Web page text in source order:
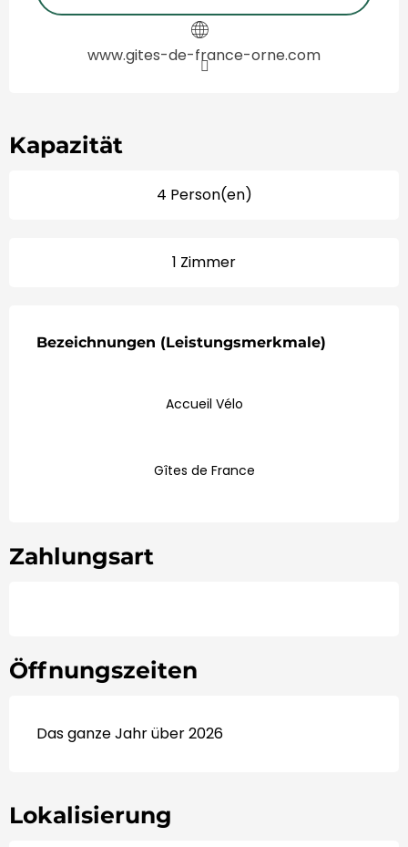
www.gites-de-france-orne.com
Kapazität
4 Person(en)
1 Zimmer
Bezeichnungen (Leistungsmerkmale)
Bezeichnungen (Leistungsmerkmale)
Accueil Vélo
Gîtes de France
Zahlungsart
Öffnungszeiten
Das ganze Jahr über 2026
Lokalisierung